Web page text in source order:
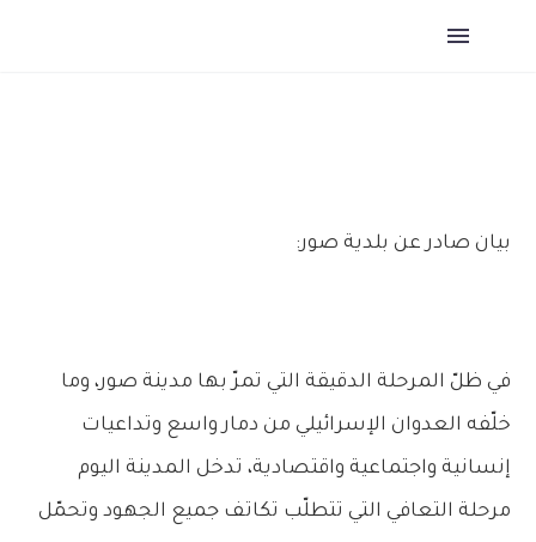
بيان صادر عن بلدية صور:
في ظلّ المرحلة الدقيقة التي تمرّ بها مدينة صور، وما
خلّفه العدوان الإسرائيلي من دمار واسع وتداعيات
إنسانية واجتماعية واقتصادية، تدخل المدينة اليوم
مرحلة التعافي التي تتطلّب تكاتف جميع الجهود وتحمّل